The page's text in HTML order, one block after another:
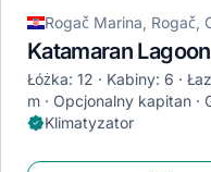
Rogač Marina, Rogač,
Katamaran
Łóżka: 12 Kabiny: 6
m
Opcjonalny kapitan
Klimatyzator